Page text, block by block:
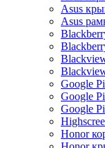
Asus
Asus
Google
Google
Google
Honor